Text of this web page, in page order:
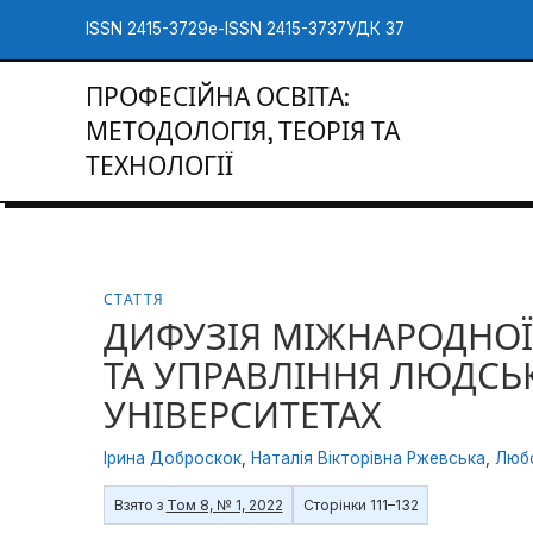
ISSN 2415-3729e-ISSN 2415-3737УДК 37
ПРОФЕСІЙНА ОСВІТА:
МЕТОДОЛОГІЯ, ТЕОРІЯ ТА
ТЕХНОЛОГІЇ
СТАТТЯ
ДИФУЗІЯ
ТА УПРАВЛІННЯ
УНІВЕРСИТЕТАХ
Ірина Доброскок Наталія Вікторівна Ржевська
Взято з Том 8, № 1, 2022 Сторінки 111–132